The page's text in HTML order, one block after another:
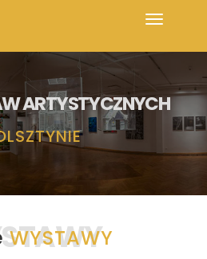
ARTYSTYCZNYCH
WYSTAWY